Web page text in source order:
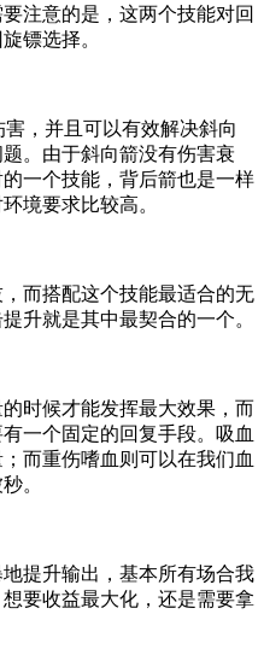
注意的是，这两个技能对回
镖选择。
，并且可以有效解决斜向
。由于斜向箭没有伤害衰
一个技能，背后箭也是一样
境要求比较高。
而搭配这个技能最适合的无
升就是其中最契合的一个。
时候才能发挥最大效果，而
一个固定的回复手段。吸血
而重伤嗜血则可以在我们血
。
提升输出，基本所有场合我
要收益最大化，还是需要拿